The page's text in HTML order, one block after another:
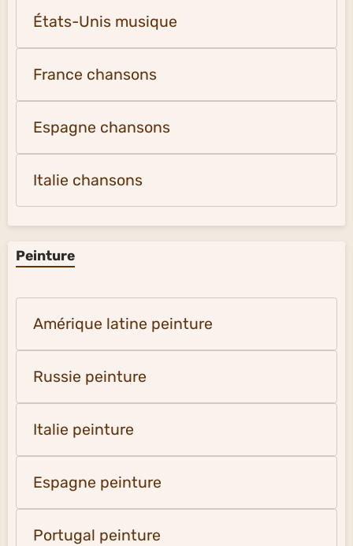
États-Unis musique
France chansons
Espagne chansons
Italie chansons
Peinture
Amérique latine peinture
Russie peinture
Italie peinture
Espagne peinture
Portugal peinture